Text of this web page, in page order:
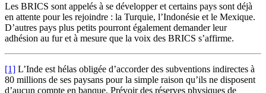
Les BRICS sont appelés à se développer et certains pays sont déjà
en attente pour les rejoindre : la Turquie, l’Indonésie et le Mexique.
D’autres pays plus petits pourront également demander leur
adhésion au fur et à mesure que la voix des BRICS s’affirme.
[1] L’Inde est hélas obligée d’accorder des subventions indirectes à
80 millions de ses paysans pour la simple raison qu’ils ne disposent
d’aucun compte en banque. Prévoir des réserves physiques de